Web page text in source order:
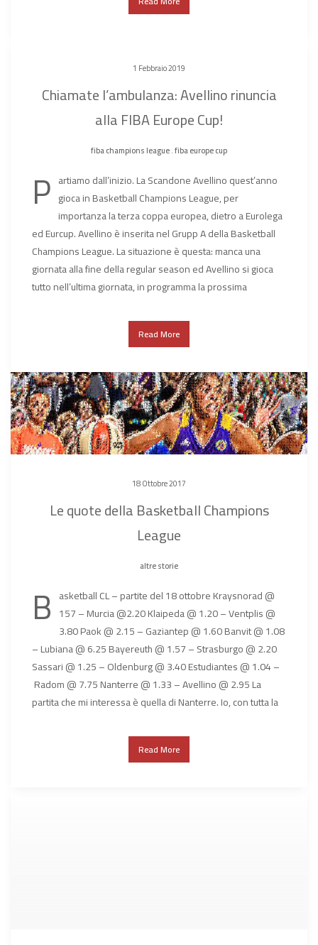
1 Febbraio 2019
Chiamate l’ambulanza: Avellino rinuncia
alla FIBA Europe Cup!
fiba champions league.fiba europe cup
P artiamo dall’inizio. La Scandone Avellino quest’anno
gioca in Basketball Champions League, per
importanza la terza coppa europea, dietro a Eurolega
ed Eurcup. Avellino è inserita nel Grupp A della Basketball
Champions League. La situazione è questa: manca una
giornata alla fine della regular season ed Avellino si gioca
tutto nell’ultima giornata, in programma la prossima
Read More
18 Ottobre 2017
Le quote della Basketball Champions
League
altre storie
B asketball CL – partite del 18 ottobre Kraysnorad @
157 – Murcia @2.20 Klaipeda @ 1.20 – Ventplis @
3.80 Paok @ 2.15 – Gaziantep @ 1.60 Banvit @ 1.08
– Lubiana @ 6.25 Bayereuth @ 1.57 – Strasburgo @ 2.20
Sassari @ 1.25 – Oldenburg @ 3.40 Estudiantes @ 1.04 –
Radom @ 7.75 Nanterre @ 1.33 – Avellino @ 2.95 La
partita che mi interessa è quella di Nanterre. Io, con tutta la
Read More